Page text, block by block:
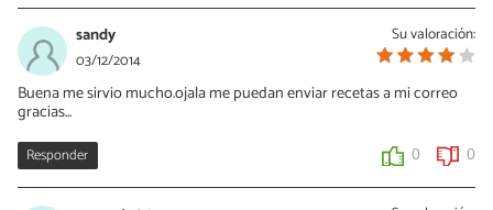
Su valoración:
sandy
03/12/2014
Buena me sirvio mucho.ojala me puedan enviar recetas a mi correo
gracias...
Responder 0 0